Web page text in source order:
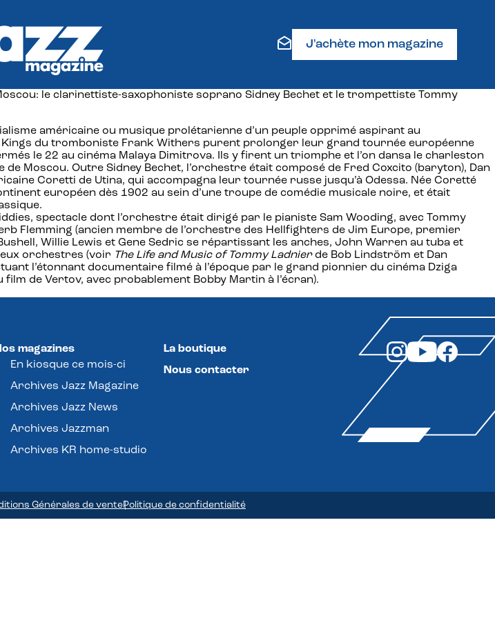
J'achète mon magazine
le clarinettiste-saxophoniste soprano Sidney Bechet et le trompettiste Tommy
américaine ou musique prolétarienne d’un peuple opprimé aspirant au
Kings du tromboniste Frank Withers purent prolonger leur grand tournée européenne
le 22 au cinéma Malaya Dimitrova. Ils y firent un triomphe et l’on dansa le charleston
Moscou. Outre Sidney Bechet, l’orchestre était composé de Fred Coxcito (baryton), Dan
Coretti de Utina, qui accompagna leur tournée russe jusqu’à Odessa. Née Coretté
européen dès 1902 au sein d’une troupe de comédie musicale noire, et était
spectacle dont l’orchestre était dirigé par le pianiste Sam Wooding, avec Tommy
Flemming (ancien membre de l’orchestre des Hellfighters de Jim Europe, premier
Willie Lewis et Gene Sedric se répartissant les anches, John Warren au tuba et
orchestres (voir The Life and Music of Tommy Ladnierde Bob Lindström et Dan
l’étonnant documentaire filmé à l’époque par le grand pionnier du cinéma Dziga
de Vertov, avec probablement Bobby Martin à l’écran).
magazines
En kiosque ce mois-ci
Archives Jazz Magazine
Archives Jazz News
Archives Jazzman
Archives KR home-studio
La boutique
Nous contacter
Générales de ventePolitique de confidentialité